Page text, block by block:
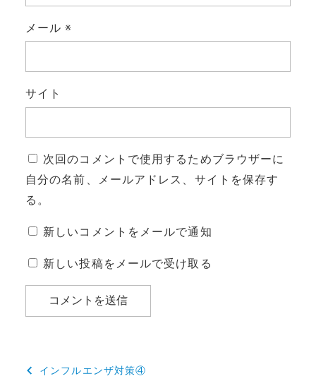
メール※
サイト
次回のコメントで使用するためブラウザーに
自分の名前、メールアドレス、サイトを保存す
る。
新しいコメントをメールで通知
新しい投稿をメールで受け取る
投
インフルエンザ対策④